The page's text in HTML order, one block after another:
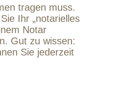
tragen muss.
Ihr „notarielles
Notar
Gut zu wissen:
Sie jederzeit